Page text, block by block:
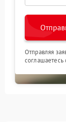
Отправляя
соглашаетесь